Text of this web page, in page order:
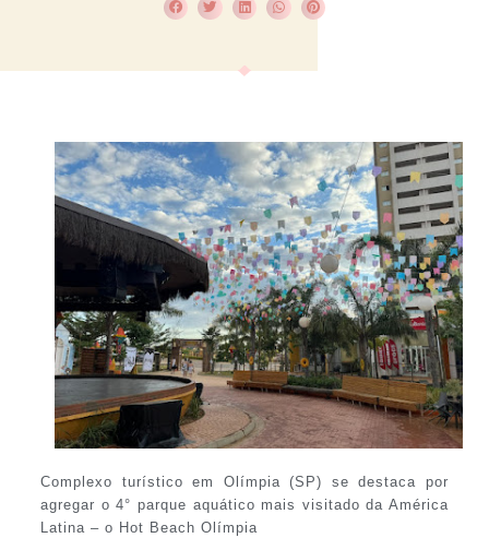
Complexo turístico em Olímpia (SP) se destaca por
agregar o 4° parque aquático mais visitado da América
Latina – o Hot Beach Olímpia